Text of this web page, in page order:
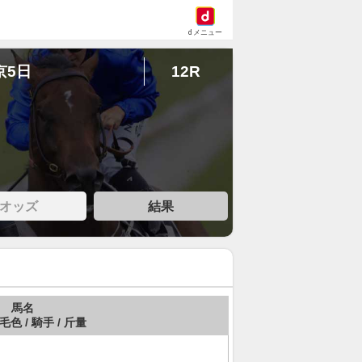
dメニュー
5日 12R
オッズ 結果
馬名
色 / 騎手 / 斤量